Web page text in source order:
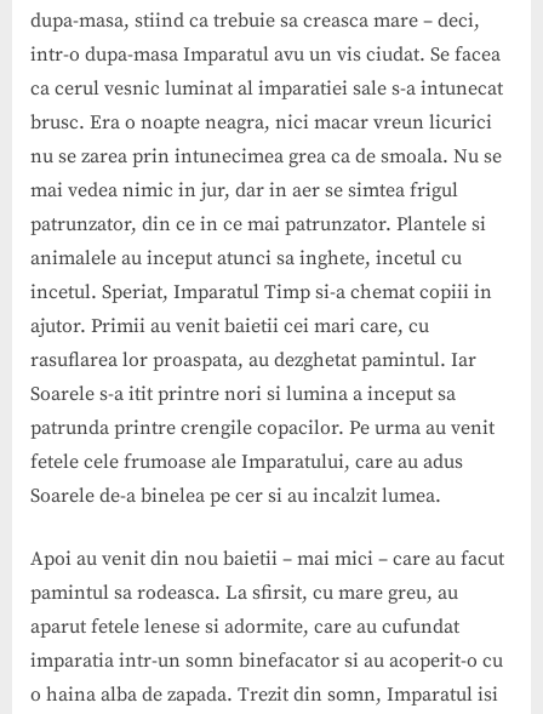
dupa-masa, stiind ca trebuie sa creasca mare – deci,
intr-o dupa-masa Imparatul avu un vis ciudat. Se facea
ca cerul vesnic luminat al imparatiei sale s-a intunecat
brusc. Era o noapte neagra, nici macar vreun licurici
nu se zarea prin intunecimea grea ca de smoala. Nu se
mai vedea nimic in jur, dar in aer se simtea frigul
patrunzator, din ce in ce mai patrunzator. Plantele si
animalele au inceput atunci sa inghete, incetul cu
incetul. Speriat, Imparatul Timp si-a chemat copiii in
ajutor. Primii au venit baietii cei mari care, cu
rasuflarea lor proaspata, au dezghetat pamintul. Iar
Soarele s-a itit printre nori si lumina a inceput sa
patrunda printre crengile copacilor. Pe urma au venit
fetele cele frumoase ale Imparatului, care au adus
Soarele de-a binelea pe cer si au incalzit lumea.
Apoi au venit din nou baietii – mai mici – care au facut
pamintul sa rodeasca. La sfirsit, cu mare greu, au
aparut fetele lenese si adormite, care au cufundat
imparatia intr-un somn binefacator si au acoperit-o cu
o haina alba de zapada. Trezit din somn, Imparatul isi